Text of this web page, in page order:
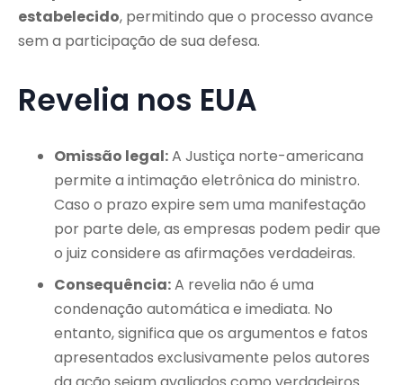
estabelecido, permitindo que o processo avance
sem a participação de sua defesa.
Revelia nos EUA
Omissão legal:A Justiça norte-americana
permite a intimação eletrônica do ministro.
Caso o prazo expire sem uma manifestação
por parte dele, as empresas podem pedir que
o juiz considere as afirmações verdadeiras.
Consequência:A revelia não é uma
condenação automática e imediata. No
entanto, significa que os argumentos e fatos
apresentados exclusivamente pelos autores